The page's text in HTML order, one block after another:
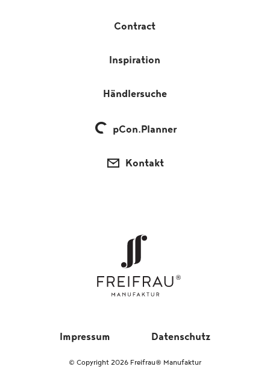
Contract
Inspiration
Händlersuche
pCon.Planner
Kontakt
Impressum Datenschutz
© Copyright 2026 Freifrau® Manufaktur